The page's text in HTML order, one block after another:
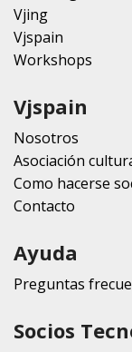
Vjing
Vjspain
Workshops
Vjspain
Nosotros
Asociación
Como hacerse
Contacto
Ayuda
Preguntas
Socios